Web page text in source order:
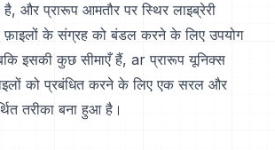
है, और प्रारूप आमतौर पर स्थिर लाइब्रेरी
फ़ाइलों के संग्रह को बंडल करने के लिए उपयोग
इसकी कुछ सीमाएँ हैं, ar प्रारूप यूनिक्स
को प्रबंधित करने के लिए एक सरल और
तरीका बना हुआ है।